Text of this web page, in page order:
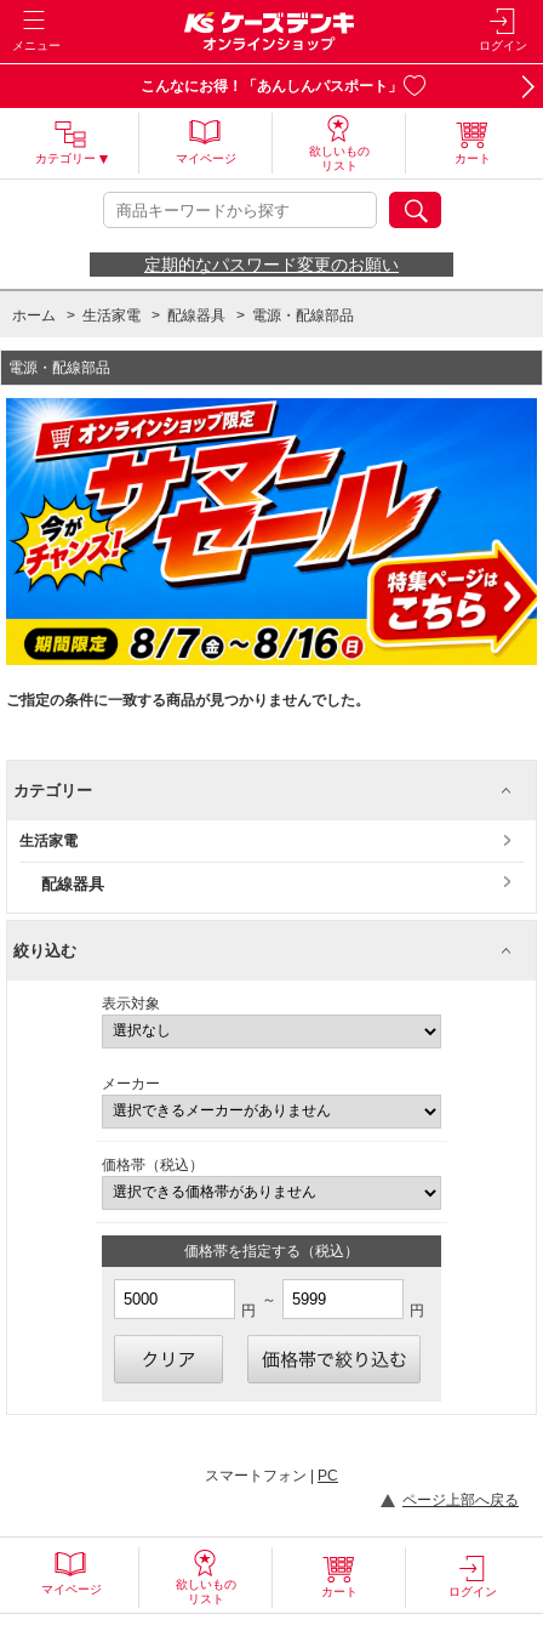
メニュー ログイン
こんなにお得！「あんしんパスポート」
カテゴリー マイページ
欲しいもの
リスト
カート
定期的なパスワード変更のお願い
ホーム > 生活家電 > 配線器具 > 電源・配線部品
電源・配線部品
ご指定の条件に一致する商品が見つかりませんでした。
カテゴリー
生活家電
配線器具
絞り込む
表示対象
メーカー
価格帯（税込）
価格帯を指定する（税込）
円
～
円
スマートフォン | PC
ページ上部へ戻る
マイページ
欲しいもの
リスト
カート ログイン